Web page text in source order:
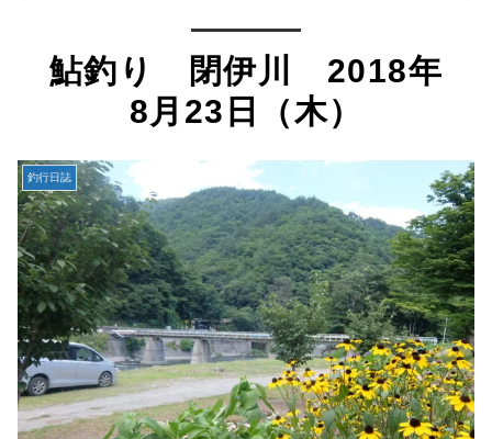
鮎釣り 閉伊川 2018年
8月23日（木）
釣行日誌